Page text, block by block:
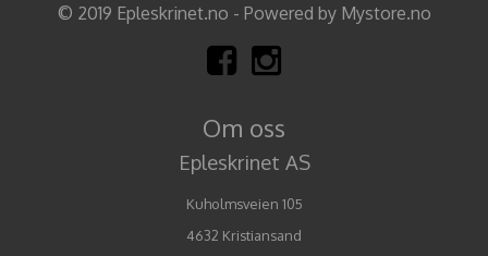
© 2019 Epleskrinet.no - Powered by Mystore.no
Om oss
Epleskrinet AS
Kuholmsveien 105
4632 Kristiansand